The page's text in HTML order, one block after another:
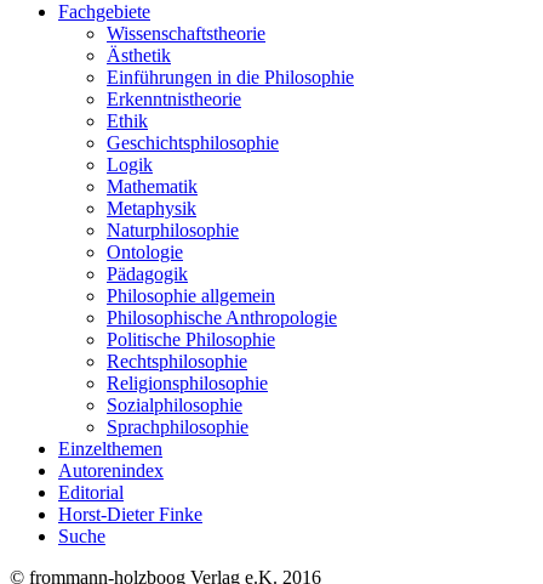
Fachgebiete
Wissenschaftstheorie
Ästhetik
Einführungen in die Philosophie
Erkenntnistheorie
Ethik
Geschichtsphilosophie
Logik
Mathematik
Metaphysik
Naturphilosophie
Ontologie
Pädagogik
Philosophie allgemein
Philosophische Anthropologie
Politische Philosophie
Rechtsphilosophie
Religionsphilosophie
Sozialphilosophie
Sprachphilosophie
Einzelthemen
Autorenindex
Editorial
Horst-Dieter Finke
Suche
© frommann-holzboog Verlag e.K. 2016